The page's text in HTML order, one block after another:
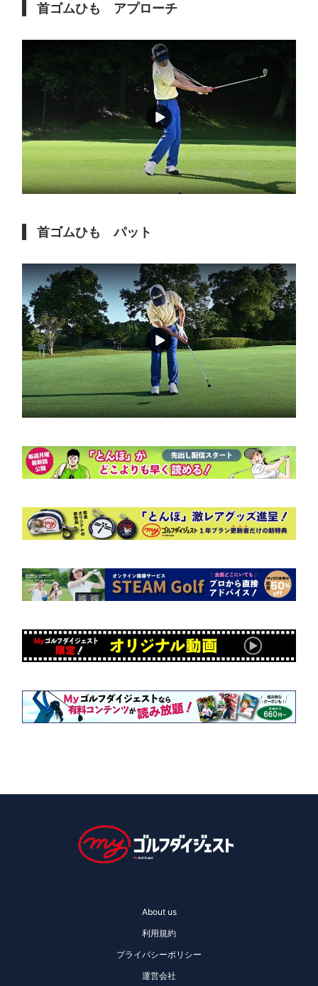
首ゴムひも アプローチ
首ゴムひも パット
About us
利用規約
プライバシーポリシー
運営会社